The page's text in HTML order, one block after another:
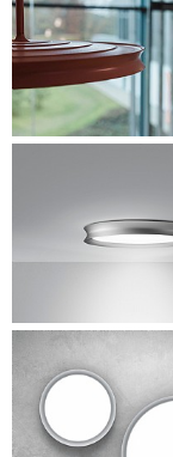
Danmark, og er
både